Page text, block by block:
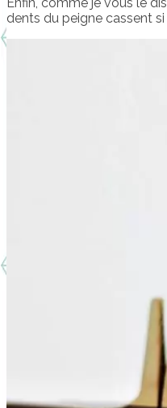
dents du peigne cassent